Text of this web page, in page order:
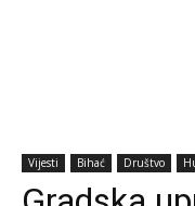
Vijesti Bihać Društvo